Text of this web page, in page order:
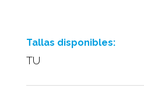
Tallas disponibles:
TU